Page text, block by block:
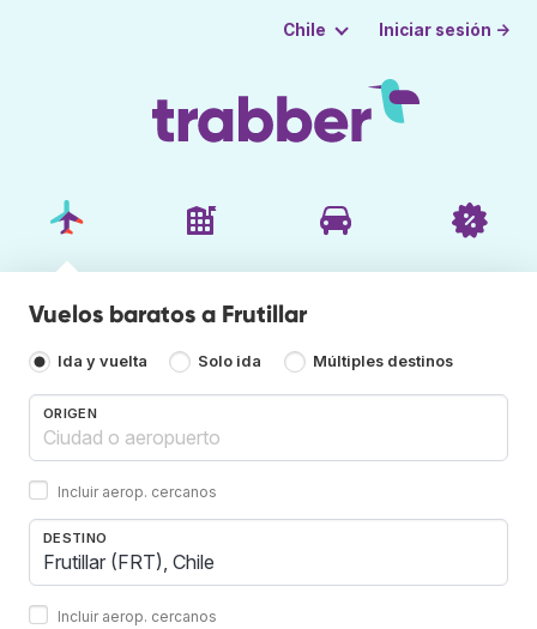
Chile Iniciar sesión →
Vuelos baratos a Frutillar
Ida y vuelta Solo ida Múltiples destinos
ORIGEN
Incluir aerop. cercanos
DESTINO
Incluir aerop. cercanos